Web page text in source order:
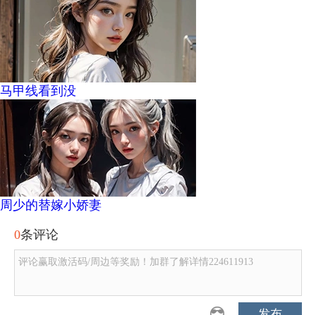
马甲线看到没
周少的替嫁小娇妻
0条评论
评论赢取激活码/周边等奖励！加群了解详情224611913